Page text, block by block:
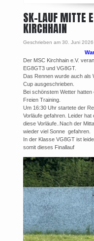
SK-LAUF MITTE
KIRCHHAIN
Geschrieben am 30. Juni
Der MSC Kirchhain e.V.
EG8GT3 und VG8GT.
Das Rennen wurde auch als
Cup ausgeschrieben.
Bei schönstem Wetter
Freien Training.
Um 16:30 Uhr startete der
Vorläufe gefahren. Leider
diese Vorläufe..Nach der
wieder viel Sonne gefahren.
In der Klasse VG8GT ist
somit dieses Finallauf